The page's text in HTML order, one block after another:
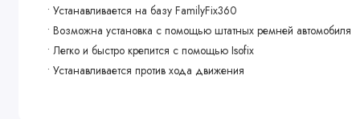
• Устанавливается на базу FamilyFix360
• Возможна установка с помощью штатных ремней автомобиля
• Легко и быстро крепится с помощью Isofix
• Устанавливается против хода движения